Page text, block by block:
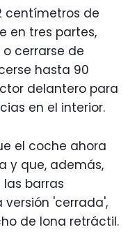
centímetros de
en tres partes,
cerrarse de
hasta 90
delantero para
en el interior.
el coche ahora
y que, además,
barras
'cerrada',
de lona retráctil.